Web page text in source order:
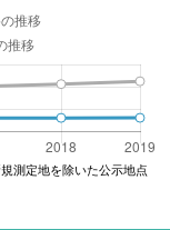
測定地を除いた公示地点